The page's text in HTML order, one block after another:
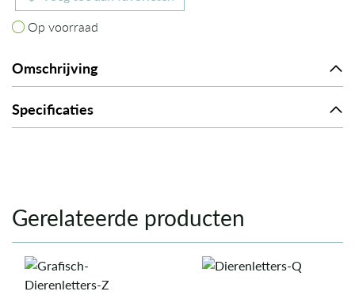
Op voorraad
Op voorraad
Omschrijving
Specificaties
Gerelateerde producten